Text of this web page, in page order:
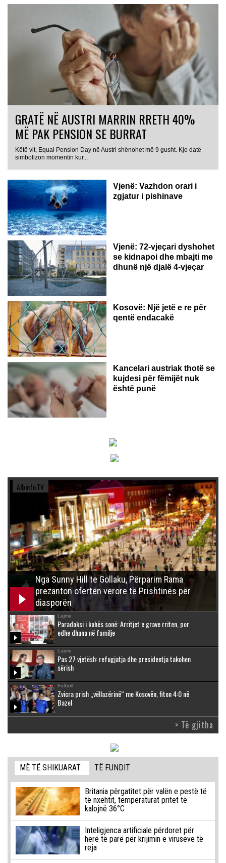
GRATË NË AUSTRI MARRIN RRETH 40%
MË PAK PENSION SE BURRAT
Këtë vit, Equal Pension Day në Austri shënohet më 9 gusht. Kjo datë
simbolizon momentin kur...
Vjenë: Vazhdon orari i
zgjatur i pishinave
Vjenë: 72-vjeçari dyshohet
se kidnapoi dhe mbajti me
dhunë një djalë 4-vjeçar
Kosovë: Një jetë e re për
qentë endacakë
Kancelari austriak thotë se
kujdesi për fëmijët nuk
është punë
Albinfo.TV
Nga Sunny Hill te Gollaku, Përparim Rama
prezanton ofertën verore të Prishtinës për
diasporën
Lajme
Paradoksi i kohës sonë: Arritjet e grave rriten, por
edhe dhuna në familje
Lajme
Pas 27 vjetësh: refugjatja dhe presidentja takohen
sërish
Futboll
Zvicra prish „vëllazërinë“ me Kosovën, fiton 4:0 në
Bazel
> Të gjitha
MË TË SHIKUARAT TË FUNDIT
Britania përgatitet për valën e pestë të
të nxehtit, temperaturat pritet të
kalojnë 36°C
Inteligjenca artificiale përdoret për
herë të parë për krijimin e viruseve të
reja